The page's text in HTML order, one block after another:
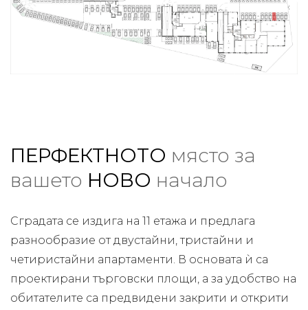
ПЕРФЕКТНОТО място за
вашето НОВО начало
Сградата се издига на 11 етажа и предлага
разнообразие от двустайни, тристайни и
четиристайни апартаменти. В основата ѝ са
проектирани търговски площи, а за удобство на
обитателите са предвидени закрити и открити